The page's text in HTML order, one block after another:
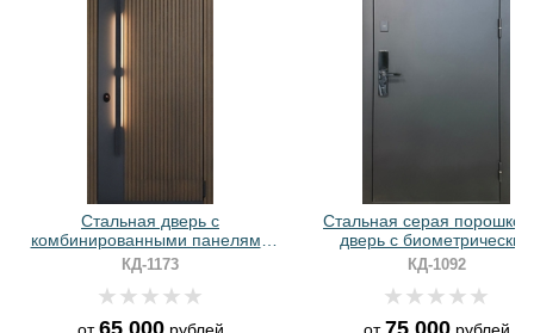
Стальная дверь с
комбинированными панелями
МДФ и ручкой-скобой с
подсветкой
КД-1173
от65 000рублей
Стальная серая
дверь с биометрическим
электронным замком
КД-1092
от75 000рублей